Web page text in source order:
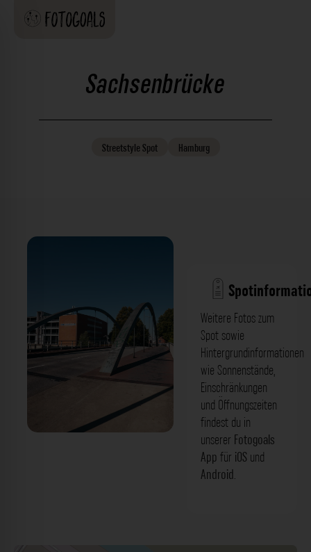
Sachsenbrücke
StreetstyleSpot Hamburg
Weitere Fotos zum
Spot sowie
Hintergrundinformationen
wie Sonnenstände,
Einschränkungen
und Öffnungszeiten
findest du in
unserer Fotogoals
App für iOS und
Android.